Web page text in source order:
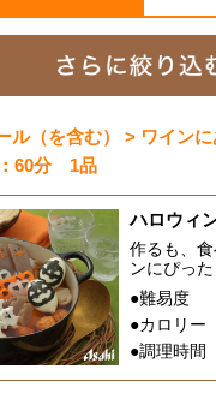
ル（を含む） > ワイン
60分 1品
ハロウィ
作るも、
ンにぴっ
●難易度
●カロリー
●調理時間